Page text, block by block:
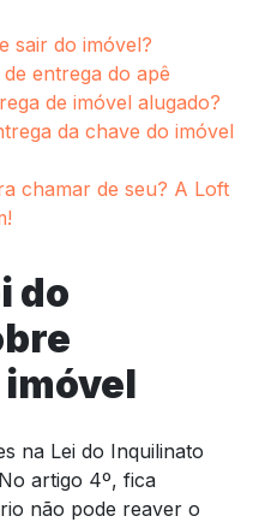
sair do imóvel?
entrega do apê
de imóvel alugado?
da chave do imóvel
chamar de seu? A Loft
do
na Lei do Inquilinato
artigo 4º, fica
não pode reaver o